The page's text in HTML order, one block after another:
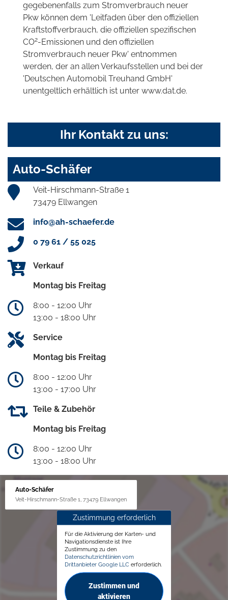
gegebenenfalls zum Stromverbrauch neuer
Pkw können dem 'Leitfaden über den offiziellen
Kraftstoffverbrauch, die offiziellen spezifischen
CO2-Emissionen und den offiziellen
Stromverbrauch neuer Pkw' entnommen
werden, der an allen Verkaufsstellen und bei der
'Deutschen Automobil Treuhand GmbH'
unentgeltlich erhältlich ist unter www.dat.de.
Ihr Kontakt zu uns:
Auto-Schäfer
Veit-Hirschmann-Straße 1
73479 Ellwangen
info@ah-schaefer.de
0 79 61 / 55 025
Verkauf
Montag bis Freitag
8:00 - 12:00 Uhr
13:00 - 18:00 Uhr
Service
Montag bis Freitag
8:00 - 12:00 Uhr
13:00 - 17:00 Uhr
Teile & Zubehör
Montag bis Freitag
8:00 - 12:00 Uhr
13:00 - 18:00 Uhr
Auto-Schäfer
Veit-Hirschmann-Straße 1, 73479 Ellwangen
Zustimmung erforderlich
Für die Aktivierung der Karten- und
Navigationsdienste ist Ihre
Zustimmung zu den
Datenschutzrichtlinien vom
Drittanbieter Google LLC erforderlich.
Zustimmen und
aktivieren